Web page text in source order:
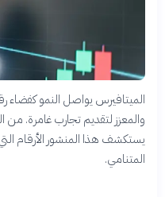
الميتافيرس يواصل النمو كفضاء
والمعزز لتقديم تجارب غامرة. من
يستكشف هذا المنشور الأرقام
المتنامي.